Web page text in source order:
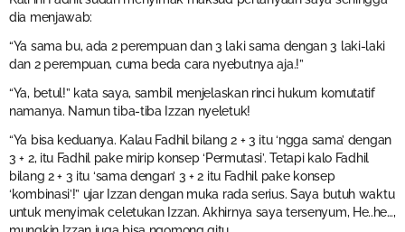
dia menjawab:
“Ya sama bu, ada 2 perempuan dan 3 laki sama dengan 3 laki-laki
dan 2 perempuan, cuma beda cara nyebutnya aja.!”
“Ya, betul!” kata saya, sambil menjelaskan rinci hukum komutatif
namanya. Namun tiba-tiba Izzan nyeletuk!
“Ya bisa keduanya. Kalau Fadhil bilang 2 + 3 itu ‘ngga sama’ dengan
3 + 2, itu Fadhil pake mirip konsep ‘Permutasi’. Tetapi kalo Fadhil
bilang 2 + 3 itu ‘sama dengan’ 3 + 2 itu Fadhil pake konsep
‘kombinasi’!” ujar Izzan dengan muka rada serius. Saya butuh waktu
untuk menyimak celetukan Izzan. Akhirnya saya tersenyum, He..he…,